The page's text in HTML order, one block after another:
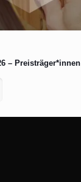
– Preisträger*innen